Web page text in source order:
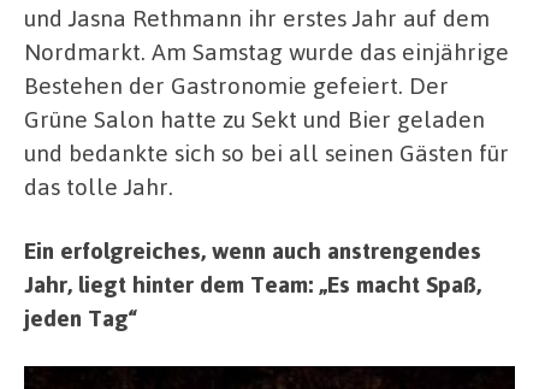
und Jasna Rethmann ihr erstes Jahr auf dem
Nordmarkt. Am Samstag wurde das einjährige
Bestehen der Gastronomie gefeiert. Der
Grüne Salon hatte zu Sekt und Bier geladen
und bedankte sich so bei all seinen Gästen für
das tolle Jahr.
Ein erfolgreiches, wenn auch anstrengendes
Jahr, liegt hinter dem Team: „Es macht Spaß,
jeden Tag“